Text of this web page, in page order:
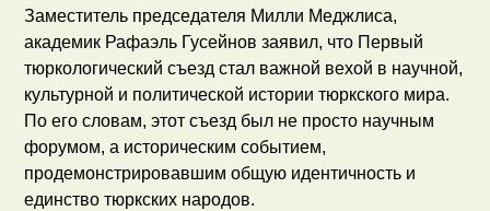
Заместитель председателя Милли Меджлиса,
академик Рафаэль Гусейнов заявил, что Первый
тюркологический съезд стал важной вехой в научной,
культурной и политической истории тюркского мира.
По его словам, этот съезд был не просто научным
форумом, а историческим событием,
продемонстрировавшим общую идентичность и
единство тюркских народов.